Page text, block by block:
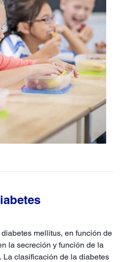
mellitus, en función de
la secreción y función de la
La clasificación de la diabetes